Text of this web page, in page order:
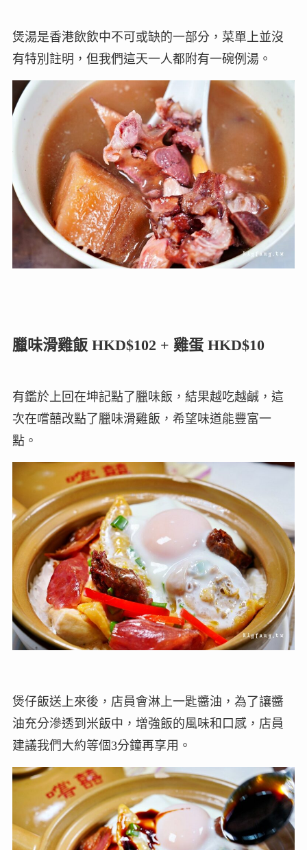
煲湯是香港飲飲中不可或缺的一部分，菜單上並沒
有特別註明，但我們這天一人都附有一碗例湯。
臘味滑雞飯 HKD$102 + 雞蛋 HKD$10
有鑑於上回在坤記點了臘味飯，結果越吃越鹹，這
次在嚐囍改點了臘味滑雞飯，希望味道能豐富一
點。
煲仔飯送上來後，店員會淋上一匙醬油，為了讓醬
油充分滲透到米飯中，增強飯的風味和口感，店員
建議我們大約等個3分鐘再享用。